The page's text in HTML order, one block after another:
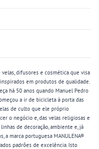
velas, difusores e cosmética que visa
em produtos de qualidade.
há 50 anos quando Manuel Pedro
a ir de bicicleta à porta das
de culto que ele próprio
o negócio e, das velas religiosas e
de decoração, ambiente e, já
a marca portuguesa MANULENA®
padrões de excelência. Isto